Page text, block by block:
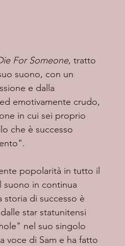
For Someone, tratto
suono, con un
e dalla
emotivamente crudo,
in cui sei proprio
che è successo
suono in continua
di successo è
star statunitensi
nel suo singolo
voce di Sam e ha fatto